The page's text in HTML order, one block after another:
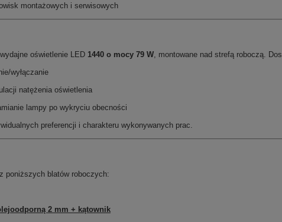
montażowych i serwisowych
oświetlenie LED 1440 o mocy 79 W, montowane nad strefą roboczą.
wyłączanie
natężenia oświetlenia
lampy po wykryciu obecności
preferencji i charakteru wykonywanych prac.
poniższych blatów roboczych:
2 mm + kątownik